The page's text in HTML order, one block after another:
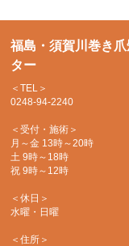
福島・須賀川巻き
ター
＜TEL＞
0248-94-2240
＜受付・施術＞
月～金 13時～20時
土 9時～18時
祝 9時～12時
＜休日＞
水曜・日曜
＜住所＞